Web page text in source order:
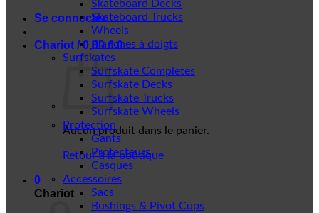
Se connecter
Chariot /0,00€ 0
Aucun produit dans le panier.
Retour à la boutique
0
Chariot
Skateboard Decks
Skateboard Trucks
Wheels
Planches à doigts
Surfskates
Surfskate Completes
Surfskate Decks
Surfskate Trucks
Surfskate Wheels
Protection
Gants
Protecteurs
Casques
Accessoires
Sacs
Bushings & Pivot Cups